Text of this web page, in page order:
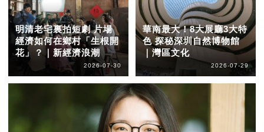
明清老宅裏拍短劇 片場
經濟如何在鄉村「生根開
花」？｜新經濟浪潮
2026-07-30
華南最大！8大展廳3大特
色 探秘深圳自然博物館
｜灣區文化
2026-07-29